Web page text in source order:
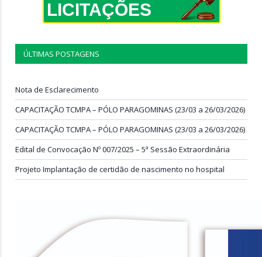
LICITAÇÕES
ÚLTIMAS POSTAGENS
Nota de Esclarecimento
CAPACITAÇÃO TCMPA – PÓLO PARAGOMINAS (23/03 a 26/03/2026)
CAPACITAÇÃO TCMPA – PÓLO PARAGOMINAS (23/03 a 26/03/2026)
Edital de Convocação Nº 007/2025 – 5ª Sessão Extraordinária
Projeto Implantação de certidão de nascimento no hospital